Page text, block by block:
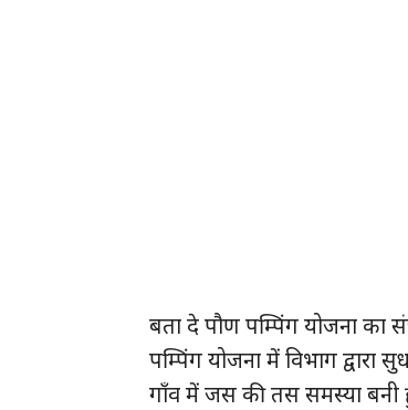
बता दे पौण पम्पिंग योजना का
पम्पिंग योजना में विभाग
गाँव में जस की तस समस्या बनी